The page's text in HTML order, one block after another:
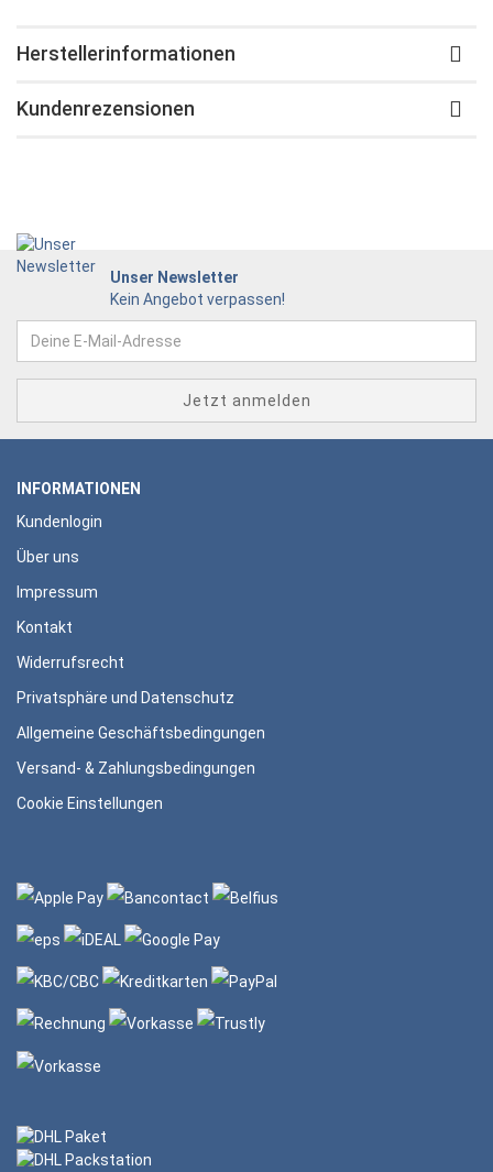
Herstellerinformationen
Kundenrezensionen
Unser Newsletter
Kein Angebot verpassen!
INFORMATIONEN
Kundenlogin
Über uns
Impressum
Kontakt
Widerrufsrecht
Privatsphäre und Datenschutz
Allgemeine Geschäftsbedingungen
Versand- & Zahlungsbedingungen
Cookie Einstellungen